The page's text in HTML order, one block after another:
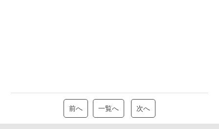
前へ 一覧へ 次へ